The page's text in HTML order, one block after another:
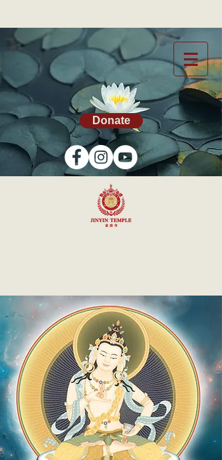
Donate